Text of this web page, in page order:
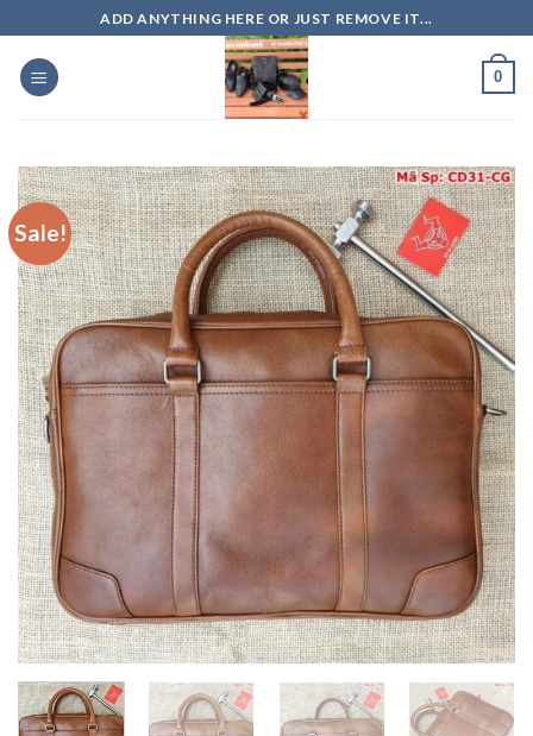
to
content
ADD ANYTHING HERE OR JUST REMOVE IT...
0
Sale!